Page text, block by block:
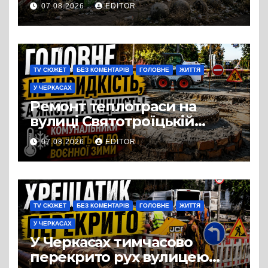
сміттєзвалище
07.08.2026 EDITOR
TV СЮЖЕТ БЕЗ КОМЕНТАРІВ ГОЛОВНЕ ЖИТТЯ
У ЧЕРКАСАХ
Ремонт теплотраси на
вулиці Святотроїцькій
затягнувся порівняно із
запланованими термінами.
Вулицю досі не відкрили
для руху
07.08.2026 EDITOR
TV СЮЖЕТ БЕЗ КОМЕНТАРІВ ГОЛОВНЕ ЖИТТЯ
У ЧЕРКАСАХ
У Черкасах тимчасово
перекрито рух вулицею